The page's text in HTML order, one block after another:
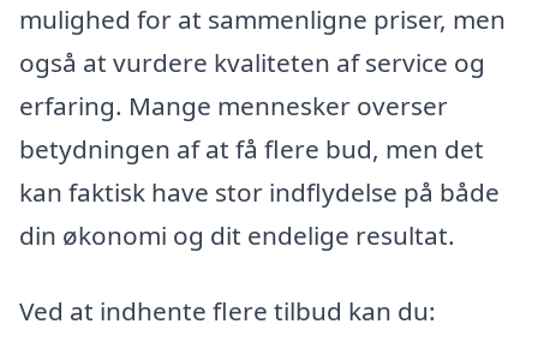
mulighed for at sammenligne priser, men
også at vurdere kvaliteten af service og
erfaring. Mange mennesker overser
betydningen af at få flere bud, men det
kan faktisk have stor indflydelse på både
din økonomi og dit endelige resultat.
Ved at indhente flere tilbud kan du: